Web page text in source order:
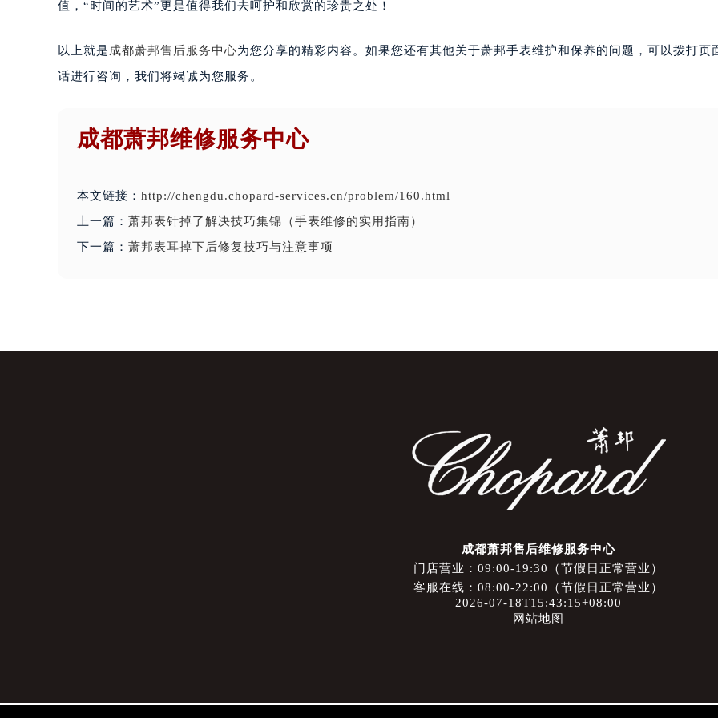
值，“时间的艺术”更是值得我们去呵护和欣赏的珍贵之处！
以上就是 成都萧邦售后服务中心为您分享的精彩内容。如果您还有其他关于萧邦手表维护和保养的问题，可以拨打页
话进行咨询，我们将竭诚为您服务。
成都萧邦维修服务中心
本文链接： http://chengdu.chopard-services.cn/problem/160.html
上一篇： 萧邦表针掉了解决技巧集锦（手表维修的实用指南）
下一篇： 萧邦表耳掉下后修复技巧与注意事项
成都萧邦售后维修服务中心
门店营业：09:00-19:30（节假日正常营业）
客服在线：08:00-22:00（节假日正常营业）
2026-07-18T15:43:15+08:00
网站地图